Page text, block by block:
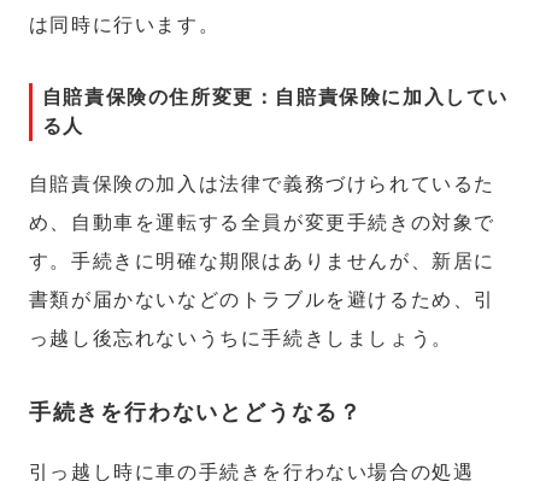
は同時に行います。
自賠責保険の住所変更：自賠責保険に加入してい
る人
自賠責保険の加入は法律で義務づけられているた
め、自動車を運転する全員が変更手続きの対象で
す。手続きに明確な期限はありませんが、新居に
書類が届かないなどのトラブルを避けるため、引
っ越し後忘れないうちに手続きしましょう。
手続きを行わないとどうなる？
引っ越し時に車の手続きを行わない場合の処遇